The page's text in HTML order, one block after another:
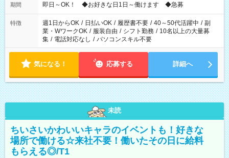
期間 即日～OK！ ◆お好きな日1日～働けます ◆急募
特徴 週1日からOK / 日払いOK / 履歴書不要 / 40～50代活躍中 / 副
業・WワークOK / 服装自由 / シフト勤務 / 10名以上の大量募
集 / 電話対応なし / パソコンスキル不要
気になる！ 応募する 詳細へ
未読
ちいさいかわいいキャラのイベントも！好きな
場所で働ける☆来社不要！働いたその日に給料
もらえる◎/T1